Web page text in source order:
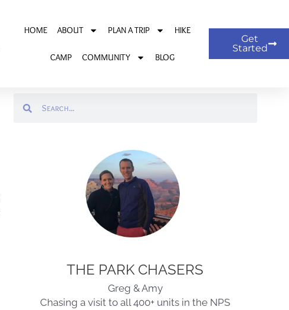
HOME ABOUT PLAN A TRIP HIKE
CAMP COMMUNITY BLOG
Get
Started
THE PARK CHASERS
Greg & Amy
Chasing a visit to all 400+ units in the NPS